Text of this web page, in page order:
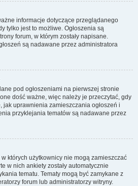
informacje dotyczące przeglądanego
tylko jest to możliwe. Ogłoszenia są
forum, w którym zostały napisane.
są nadawane przez administratora
pod ogłoszeniami na pierwszej stronie
dość ważne, więc należy je przeczytać, gdy
jak uprawnienia zamieszczania ogłoszeń i
przyklejania tematów są nadawane przez
których użytkownicy nie mogą zamieszczać
w nich ankiety zostały automatycznie
tematu. Tematy mogą być zamykane z
forum lub administratorzy witryny.